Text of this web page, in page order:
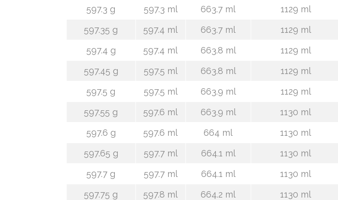
597.3 g
597.3 ml 663.7 ml 1129 ml
597.35 g
597.4 ml 663.7 ml 1129 ml
597.4 g
597.4 ml 663.8 ml 1129 ml
597.45 g
597.5 ml 663.8 ml 1129 ml
597.5 g
597.5 ml 663.9 ml 1129 ml
597.55 g
597.6 ml 663.9 ml 1130 ml
597.6 g
597.6 ml 664 ml 1130 ml
597.65 g
597.7 ml 664.1 ml 1130 ml
597.7 g
597.7 ml 664.1 ml 1130 ml
597.75 g
597.8 ml 664.2 ml 1130 ml